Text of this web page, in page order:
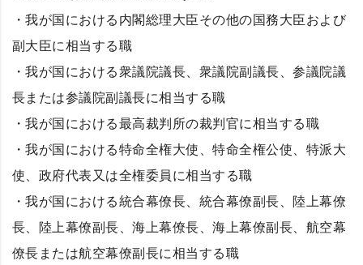
・我が国における内閣総理大臣その他の国務大臣および
副大臣に相当する職
・我が国における衆議院議長、衆議院副議長、参議院議
長または参議院副議長に相当する職
・我が国における最高裁判所の裁判官に相当する職
・我が国における特命全権大使、特命全権公使、特派大
使、政府代表又は全権委員に相当する職
・我が国における統合幕僚長、統合幕僚副長、陸上幕僚
長、陸上幕僚副長、海上幕僚長、海上幕僚副長、航空幕
僚長または航空幕僚副長に相当する職